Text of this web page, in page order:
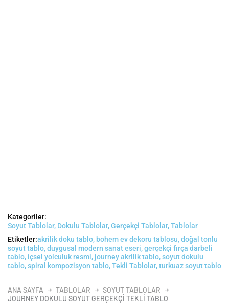
Kategoriler:
Soyut Tablolar, Dokulu Tablolar,Gerçekçi Tablolar,Tablolar
Etiketler:akrilik doku tablo, bohem ev dekoru tablosu,doğal tonlu
soyut tablo,duygusal modern sanat eseri,gerçekçi fırça darbeli
tablo, içsel yolculuk resmi, journey akrilik tablo,soyut dokulu
tablo,spiral kompozisyon tablo,Tekli Tablolar,turkuaz soyut tablo
ANA SAYFA TABLOLAR
SOYUT TABLOLAR
JOURNEY DOKULU SOYUT GERÇEKÇI TEKLI TABLO